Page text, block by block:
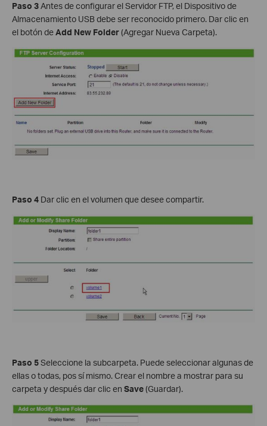
Paso 3Antes de configurar el Servidor FTP, el Dispositivo de
Almacenamiento USB debe ser reconocido primero. Dar clic en
el botón deAdd New Folder(Agregar Nueva Carpeta).
Paso 4 Dar clic en el volumen que desee compartir.
Paso 5Seleccione la subcarpeta. Puede seleccionar algunas de
ellas o todas, pos sí mismo. Crear el nombre a mostrar para su
carpeta y después dar clic en Save(Guardar).